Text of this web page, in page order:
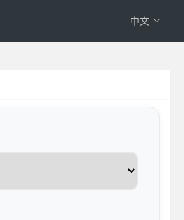
中文